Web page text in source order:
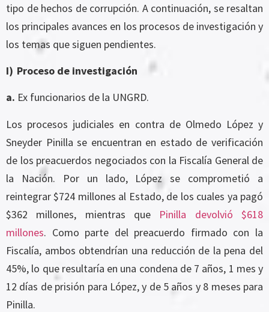
tipo de hechos de corrupción. A continuación, se resaltan
los principales avances en los procesos de investigación y
los temas que siguen pendientes.
I) Proceso de investigación
a. Ex funcionarios de la UNGRD.
Los procesos judiciales en contra de Olmedo López y
Sneyder Pinilla se encuentran en estado de verificación
de los preacuerdos negociados con la Fiscalía General de
la Nación. Por un lado, López se comprometió a
reintegrar $724 millones al Estado, de los cuales ya pagó
$362 millones, mientras que Pinilla devolvió $618
millones. Como parte del preacuerdo firmado con la
Fiscalía, ambos obtendrían una reducción de la pena del
45%, lo que resultaría en una condena de 7 años, 1 mes y
12 días de prisión para López, y de 5 años y 8 meses para
Pinilla.